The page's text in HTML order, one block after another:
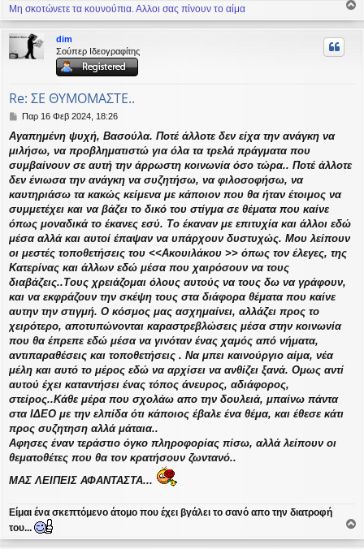
Μη σκοτώνετε τα κουνούπια. Αλλοι σας πίνουν το αίμα
ο
ρ
dim
Σούπερ Ιδεογραφίτης
Re: ΣΕ ΘΥΜΟΜΑΣΤΕ..
Δ
μ
ο
σ
ί
υ
σ
η
Παρ 16 Φεβ 2024, 18:26
Αγαπημένη ψυχή, Βασούλα. Ποτέ άλλοτε δεν είχα την ανάγκη να
μιλήσω, να προβληματιστώ για όλα τα τρελά πράγματα που
συμβαίνουν σε αυτή την άρρωστη κοινωνία όσο τώρα.. Ποτέ άλλοτε
δεν ένιωσα την ανάγκη να συζητήσω, να φιλοσοφήσω, να
καυτηριάσω τα κακώς κείμενα με κάποιον που θα ήταν έτοιμος να
συμμετέχει και να βάζει το δικό του στίγμα σε θέματα που καίνε
όπως μοναδικά το έκανες εσύ. Το έκαναν με επιτυχία και άλλοι εδώ
μέσα αλλά και αυτοί έπαψαν να υπάρχουν δυστυχώς. Μου λείπουν
οι μεστές τοποθετήσεις του <<Ακουιλάκου >> όπως τον έλεγες, της
Κατερίνας και άλλων εδώ μέσα που χαιρόσουν να τους
διαβάζεις..Τους χρειάζομαι όλους αυτούς να τους δω να γράφουν,
και να εκφράζουν την σκέψη τους στα διάφορα θέματα που καίνε
αυτην την στιγμή. Ο κόσμος μας ασχημαίνει, αλλάζει προς το
χειρότερο, αποτυπώνονται καραστρεβλώσεις μέσα στην κοινωνία
που θα έπρεπε εδώ μέσα να γινόταν ένας χαμός από νήματα,
αντιπαραθέσεις και τοποθετήσεις . Να μπει καινούργιο αίμα, νέα
μέλη και αυτό το μέρος εδώ να αρχίσει να ανθίζει ξανά. Ομως αντί
αυτού έχει καταντήσει ένας τόπος άνευρος, αδιάφορος,
στείρος..Κάθε μέρα που σχολάω απο την δουλειά, μπαίνω πάντα
στα ΙΔΕΟ με την ελπίδα ότι κάποιος έβαλε ένα θέμα, και έθεσε κάτι
προς συζητηση αλλά μάταια..
Αφησες έναν τεράστιο όγκο πληροφορίας πίσω, αλλά λείπουν οι
θεματοθέτες που θα τον κρατήσουν ζωντανό..
ΜΑΣ ΛΕΙΠΕΙΣ ΑΦΑΝΤΑΣΤΑ...
Είμαι ένα σκεπτόμενο άτομο που έχει βγάλει το σανό απο την διατροφή
του...
ο